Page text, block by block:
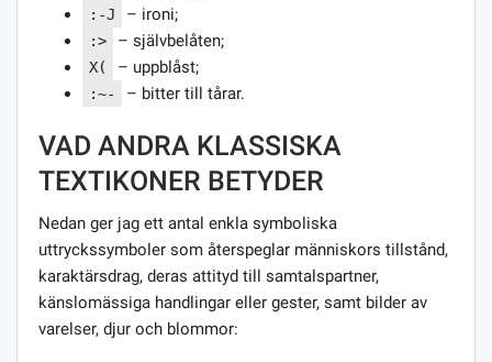
:-J – ironi;
:> – självbelåten;
X( – uppblåst;
:~- – bitter till tårar.
VAD ANDRA KLASSISKA
TEXTIKONER BETYDER
Nedan ger jag ett antal enkla symboliska
uttryckssymboler som återspeglar människors tillstånd,
karaktärsdrag, deras attityd till samtalspartner,
känslomässiga handlingar eller gester, samt bilder av
varelser, djur och blommor: